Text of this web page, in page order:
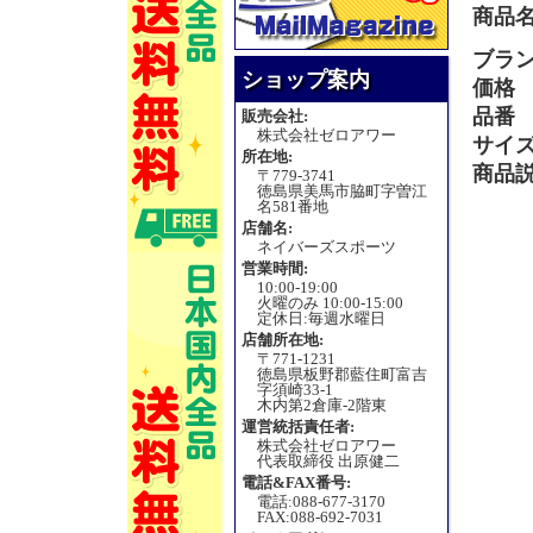
ショップ案内
販売会社:
株式会社ゼロアワー
所在地:
〒779-3741
徳島県美馬市脇町字曽江
名581番地
店舗名:
ネイバーズスポーツ
営業時間:
10:00-19:00
火曜のみ 10:00-15:00
定休日:毎週水曜日
店舗所在地:
〒771-1231
徳島県板野郡藍住町富吉
字須崎33-1
木内第2倉庫-2階東
運営統括責任者:
株式会社ゼロアワー
代表取締役 出原健二
電話&FAX番号:
電話:088-677-3170
FAX:088-692-7031
商品
ブラ
価格
品番
サイ
商品